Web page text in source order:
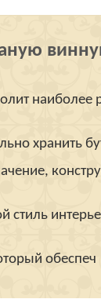
наиболее
хранить
стиль
обеспеч